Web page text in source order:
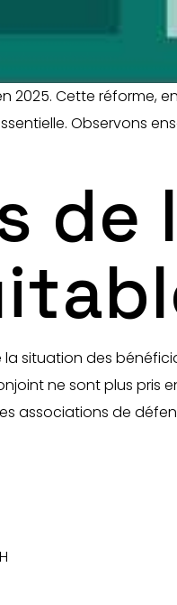
2025. Cette réforme,
Observons
situation des
ne sont plus
de